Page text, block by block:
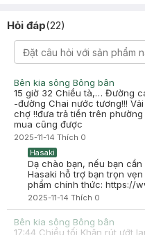
Hỏi đáp(22)
Bên kia sông Bông bân
15 giờ 32 Chiều tà,… Đường
-đường Chai nước tương!!!
chợ !!đưa trả tiền trên
mua cũng được
2025-11-14 Thích 0
Hasaki
Dạ chào bạn, nếu bạn
Hasaki hỗ trợ bạn trọn
phẩm chính thức: https://
2025-11-14 Thích 0
Bên kia sông Bông bân
17:44 Chiều tối Khăn rút ướt